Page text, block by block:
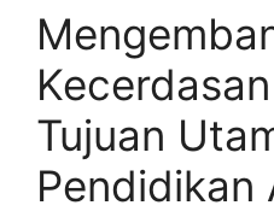
Tujuan
Pendidikan